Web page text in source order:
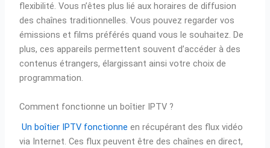
flexibilité. Vous n’êtes plus lié aux horaires de diffusion
des chaînes traditionnelles. Vous pouvez regarder vos
émissions et films préférés quand vous le souhaitez. De
plus, ces appareils permettent souvent d’accéder à des
contenus étrangers, élargissant ainsi votre choix de
programmation.
Comment fonctionne un boîtier IPTV ?
Un boîtier IPTV fonctionne en récupérant des flux vidéo
via Internet. Ces flux peuvent être des chaînes en direct,